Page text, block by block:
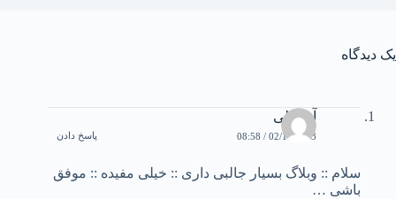
یک دیدگاه
آنشرلی
02/11/2003 / 08:58 پاسخ دادن
سلام :: وبلاگ بسيار جالبی داری :: خيلی مفيده :: موفق
باشی …